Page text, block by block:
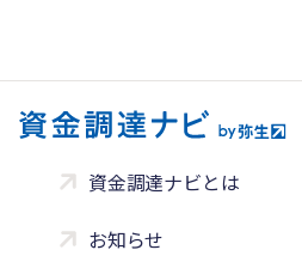
資金調達ナビとは
お知らせ